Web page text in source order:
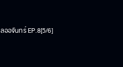
ลออจันทร์ EP.8[5/6]